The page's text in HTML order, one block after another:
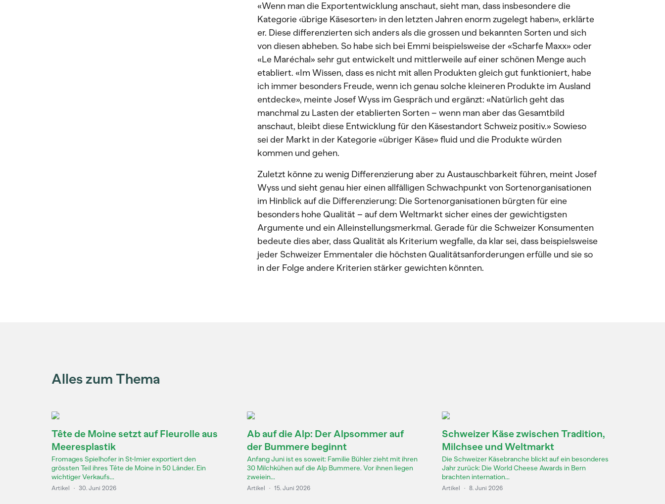
«Wenn man die Exportentwicklung anschaut, sieht man, dass insbesondere die
Kategorie ‹übrige Käsesorten› in den letzten Jahren enorm zugelegt haben», erklärte
er. Diese differenzierten sich anders als die grossen und bekannten Sorten und sich
von diesen abheben. So habe sich bei Emmi beispielsweise der «Scharfe Maxx» oder
«Le Maréchal» sehr gut entwickelt und mittlerweile auf einer schönen Menge auch
etabliert. «Im Wissen, dass es nicht mit allen Produkten gleich gut funktioniert, habe
ich immer besonders Freude, wenn ich genau solche kleineren Produkte im Ausland
entdecke», meinte Josef Wyss im Gespräch und ergänzt: «Natürlich geht das
manchmal zu Lasten der etablierten Sorten – wenn man aber das Gesamtbild
anschaut, bleibt diese Entwicklung für den Käsestandort Schweiz positiv.» Sowieso
sei der Markt in der Kategorie «übriger Käse» fluid und die Produkte würden
kommen und gehen.
Zuletzt könne zu wenig Differenzierung aber zu Austauschbarkeit führen, meint Josef
Wyss und sieht genau hier einen allfälligen Schwachpunkt von Sortenorganisationen
im Hinblick auf die Differenzierung: Die Sortenorganisationen bürgten für eine
besonders hohe Qualität – auf dem Weltmarkt sicher eines der gewichtigsten
Argumente und ein Alleinstellungsmerkmal. Gerade für die Schweizer Konsumenten
bedeute dies aber, dass Qualität als Kriterium wegfalle, da klar sei, dass beispielsweise
jeder Schweizer Emmentaler die höchsten Qualitätsanforderungen erfülle und sie so
in der Folge andere Kriterien stärker gewichten könnten.
Alles zum Thema
Tête de Moine setzt auf Fleurolle aus
Meeresplastik
Fromages Spielhofer in St-Imier exportiert den
grössten Teil ihres Tête de Moine in 50 Länder. Ein
wichtiger Verkaufs...
Artikel · 30. Juni 2026
Ab auf die Alp: Der Alpsommer auf
der Bummere beginnt
Anfang Juni ist es soweit: Familie Bühler zieht mit ihren
30 Milchkühen auf die Alp Bummere. Vor ihnen liegen
zweiein...
Artikel · 15. Juni 2026
Schweizer Käse zwischen Tradition,
Milchsee und Weltmarkt
Die Schweizer Käsebranche blickt auf ein besonderes
Jahr zurück: Die World Cheese Awards in Bern
brachten internation...
Artikel · 8. Juni 2026